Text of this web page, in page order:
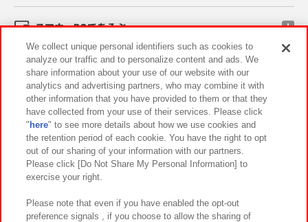
スマホ・PCであそぶ
イベント・キャンペーン
関連会社 サステナビリティ サイトポリシー
プライバシーポリシー ウェブアクセシビリティ方針と検証結果
お取引先さまとともに
カスタマーハラスメント対応方針 よくあるご質問・お問い合わせ
We collect unique personal identifiers such as cookies to
analyze our traffic and to personalize content and ads. We
share information about your use of our website with our
analytics and advertising partners, who may combine it with
other information that you have provided to them or that they
have collected from your use of their services. Please click
" here" to see more details about how we use cookies and
the retention period of each cookie. You have the right to opt
out of our sharing of your information with our partners.
Please click [Do Not Share My Personal Information] to
exercise your right.
Please note that even if you have enabled the opt-out
preference signals , if you choose to allow the sharing of